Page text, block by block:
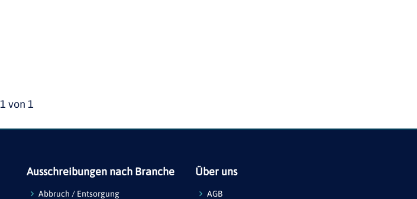
1 von 1
Ausschreibungen nach Branche
Abbruch / Entsorgung
Über uns
AGB